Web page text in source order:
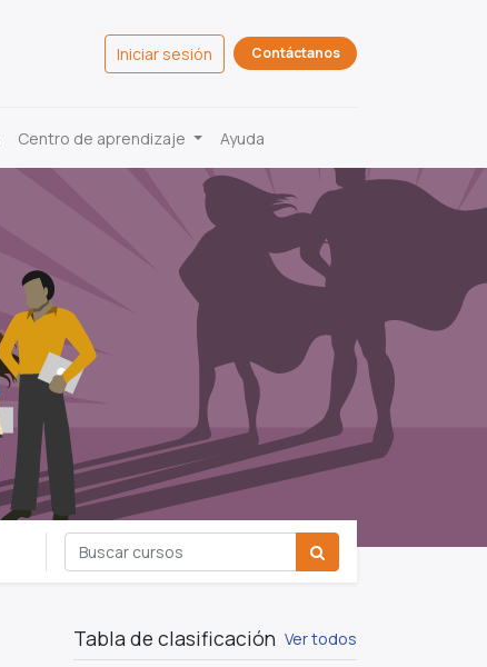
Iniciar sesión Contáctanos
Centro de aprendizaje Ayuda
Ver todos
Tabla de clasificación